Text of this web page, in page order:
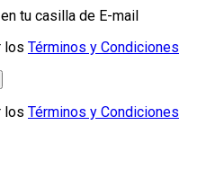
tu casilla de E-mail
los Términos y Condiciones
los Términos y Condiciones